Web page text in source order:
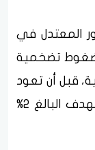
المعتدل في
ضغوط تضخمية
قبل أن تعود
معدلات التضخم إلى المستوى المستهدف البالغ 2%